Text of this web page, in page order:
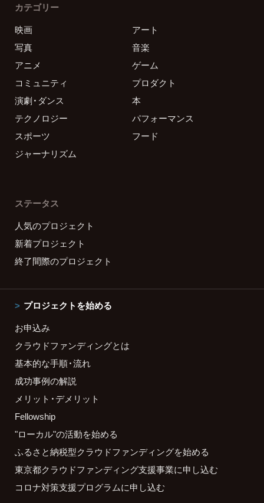
カテゴリー
映画
アート
写真
音楽
アニメ
ゲーム
コミュニティ
プロダクト
演劇・ダンス
本
テクノロジー
パフォーマンス
スポーツ
フード
ジャーナリズム
ステータス
人気のプロジェクト
新着プロジェクト
終了間際のプロジェクト
プロジェクトを始める
お申込み
クラウドファンディングとは
基本的な手順・流れ
成功事例の解説
メリット・デメリット
Fellowship
"ローカル"の活動を始める
ふるさと納税型クラウドファンディングを始める
東京都クラウドファンディング支援事業に申し込む
コロナ対策支援プログラムに申し込む